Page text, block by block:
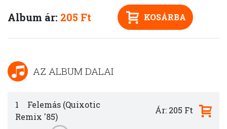
Album ár: 205 Ft KOSÁRBA
AZ ALBUM DALAI
1
Felemás (Quixotic
Remix '85)
Ár: 205 Ft